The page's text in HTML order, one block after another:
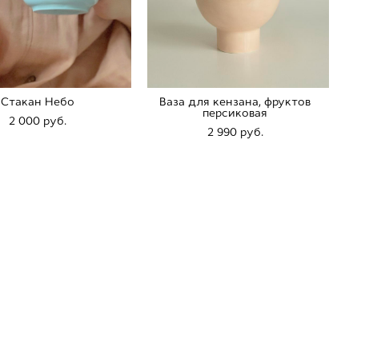
Стакан Небо
2 000 pуб.
Ваза для кензана, фруктов
персиковая
2 990 pуб.